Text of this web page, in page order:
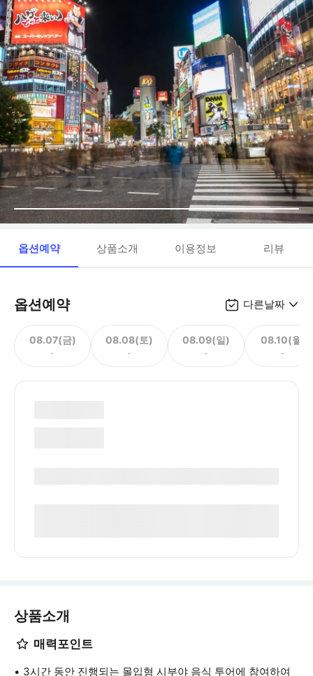
옵션예약 상품소개 이용정보 리뷰
옵션예약 다른날짜
08.07(금)
-
08.08(토)
-
08.09(일)
-
08.10(월)
-
상품소개
매력포인트
3시간 동안 진행되는 몰입형 시부야 음식 투어에 참여하여